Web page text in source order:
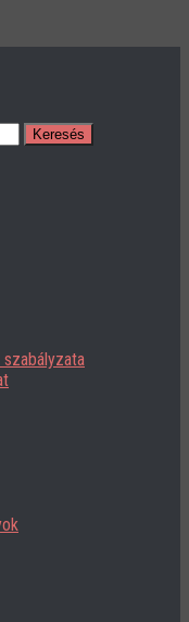
szabályzata